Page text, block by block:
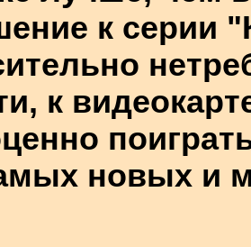
к серии
к
новых и